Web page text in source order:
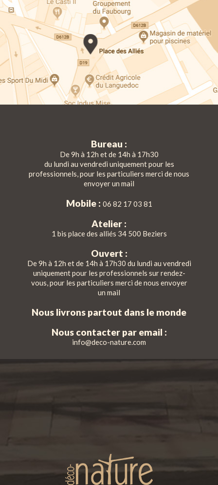
Bureau :
De 9h à 12h et de 14h à 17h30
du lundi au vendredi uniquement pour les
professionnels, pour les particuliers merci de nous
envoyer un mail
Mobile : 06 82 17 03 81
Atelier :
1 bis place des alliés 34 500 Beziers
Ouvert :
De 9h à 12h et de 14h à 17h30 du lundi au vendredi
uniquement pour les professionnels sur rendez-
vous, pour les particuliers merci de nous envoyer
un mail
Nous livrons partout dans le monde
Nous contacter par email :
info@deco-nature.com